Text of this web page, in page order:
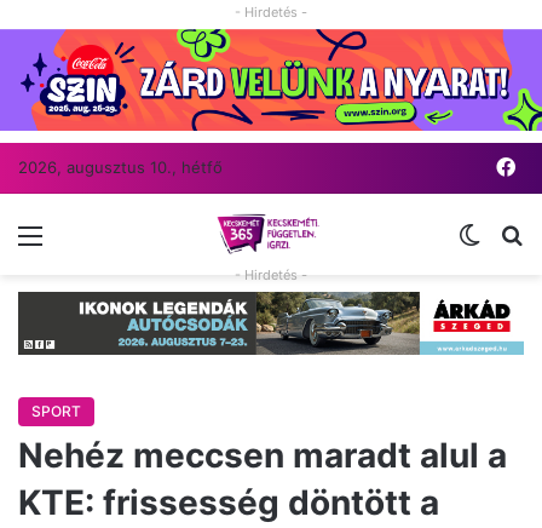
- Hirdetés -
2026, augusztus 10., hétfő
Menü
- Hirdetés -
SPORT
Nehéz meccsen maradt alul a
KTE: frissesség döntött a